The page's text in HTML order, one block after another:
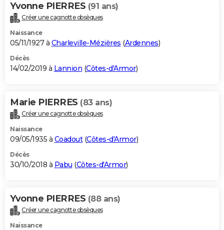
Yvonne PIERRES (91 ans)
Créer une cagnotte obsèques
Naissance
05/11/1927 à Charleville-Mézières (Ardennes)
Décès
14/02/2019 à Lannion (Côtes-d'Armor)
Marie PIERRES (83 ans)
Créer une cagnotte obsèques
Naissance
09/05/1935 à Coadout(Côtes-d'Armor)
Décès
30/10/2018 à Pabu (Côtes-d'Armor)
Yvonne PIERRES (88 ans)
Créer une cagnotte obsèques
Naissance